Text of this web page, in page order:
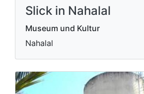
Slick in Nahalal
Museum und Kultur
Nahalal